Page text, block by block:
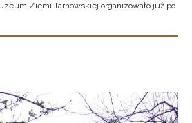
Ziemi Tarnowskiej organizowało już po